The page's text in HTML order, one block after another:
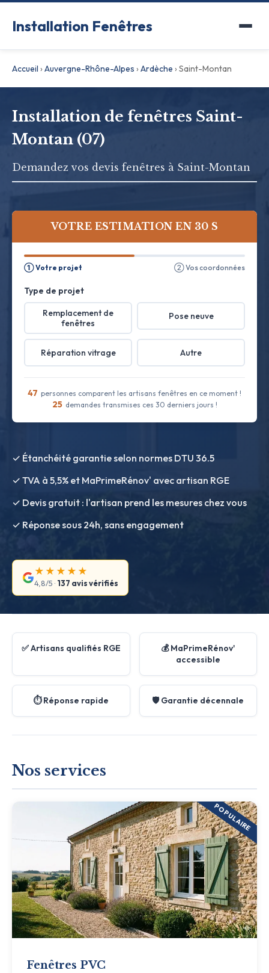
Installation Fenêtres
Accueil ›Auvergne-Rhône-Alpes ›Ardèche ›Saint-Montan
Installation de fenêtres Saint-
Montan (07)
Demandez vos devis fenêtres à Saint-Montan
VOTRE ESTIMATION EN 30 S
① Votre projet ② Vos coordonnées
Type de projet
Remplacement de
fenêtres
Pose neuve
Réparation vitrage Autre
47 personnes comparent les artisans fenêtres en ce moment !
25 demandes transmises ces 30 derniers jours !
✓ Étanchéité garantie selon normes DTU 36.5
✓ TVA à 5,5% et MaPrimeRénov' avec artisan RGE
✓ Devis gratuit : l'artisan prend les mesures chez vous
✓ Réponse sous 24h, sans engagement
★★★★★
4,8/5 · 137 avis vérifiés
✅ Artisans qualifiés RGE
💰 MaPrimeRénov'
accessible
⏱️ Réponse rapide 🛡️ Garantie décennale
Nos services
POPULAIRE
Fenêtres PVC